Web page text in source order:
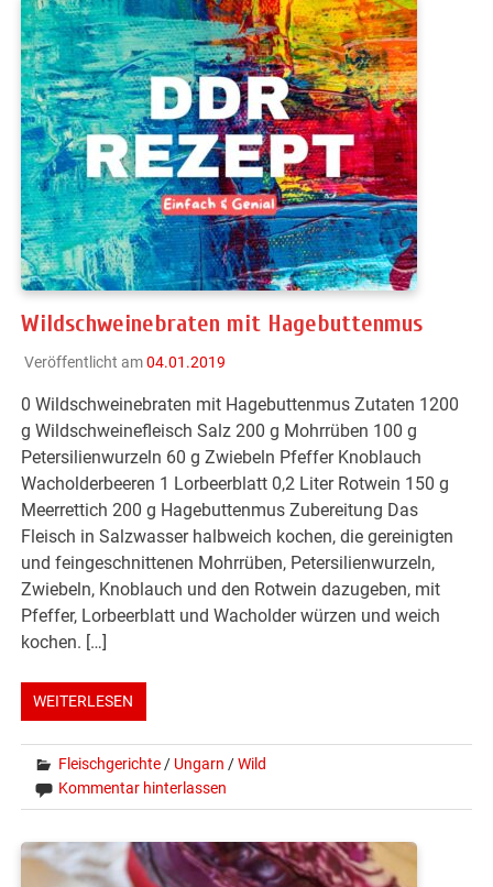
Wildschweinebraten mit Hagebuttenmus
Veröffentlicht am04.01.2019
0 Wildschweinebraten mit Hagebuttenmus Zutaten 1200
g Wildschweinefleisch Salz 200 g Mohrrüben 100 g
Petersilienwurzeln 60 g Zwiebeln Pfeffer Knoblauch
Wacholderbeeren 1 Lorbeerblatt 0,2 Liter Rotwein 150 g
Meerrettich 200 g Hagebuttenmus Zubereitung Das
Fleisch in Salzwasser halbweich kochen, die gereinigten
und feingeschnittenen Mohrrüben, Petersilienwurzeln,
Zwiebeln, Knoblauch und den Rotwein dazugeben, mit
Pfeffer, Lorbeerblatt und Wacholder würzen und weich
kochen. […]
WEITERLESEN
Fleischgerichte / Ungarn /Wild
Kommentar hinterlassen